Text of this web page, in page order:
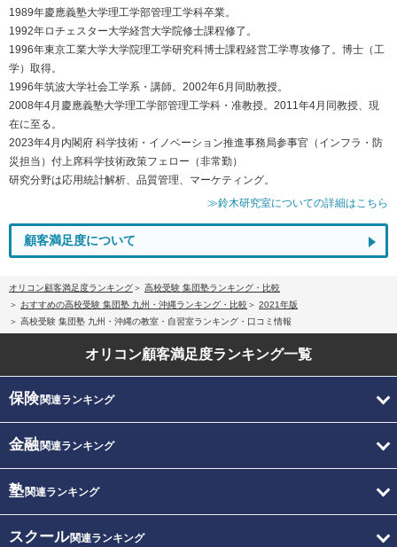
1989年慶應義塾大学理工学部管理工学科卒業。
1992年ロチェスター大学経営大学院修士課程修了。
1996年東京工業大学大学院理工学研究科博士課程経営工学専攻修了。博士（工
学）取得。
1996年筑波大学社会工学系・講師。2002年6月同助教授。
2008年4月慶應義塾大学理工学部管理工学科・准教授。2011年4月同教授、現
在に至る。
2023年4月内閣府 科学技術・イノベーション推進事務局参事官（インフラ・防
災担当）付上席科学技術政策フェロー（非常勤）
研究分野は応用統計解析、品質管理、マーケティング。
≫鈴木研究室についての詳細はこちら
顧客満足度について
オリコン顧客満足度ランキング
高校受験 集団塾ランキング・比較
おすすめの高校受験 集団塾 九州・沖縄ランキング・比較
2021年版
高校受験 集団塾 九州・沖縄の教室・自習室ランキング・口コミ情報
オリコン顧客満足度ランキング一覧
保険関連ランキング
金融関連ランキング
塾関連ランキング
スクール関連ランキング